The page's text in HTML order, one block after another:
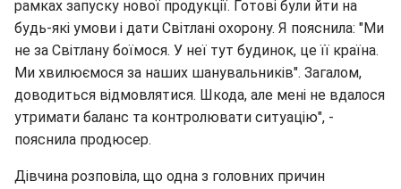
рамках запуску нової продукції. Готові були йти на
будь-які умови і дати Світлані охорону. Я пояснила: "Ми
не за Світлану боїмося. У неї тут будинок, це її країна.
Ми хвилюємося за наших шанувальників". Загалом,
доводиться відмовлятися. Шкода, але мені не вдалося
утримати баланс та контролювати ситуацію", -
пояснила продюсер.
Дівчина розповіла, що одна з головних причин